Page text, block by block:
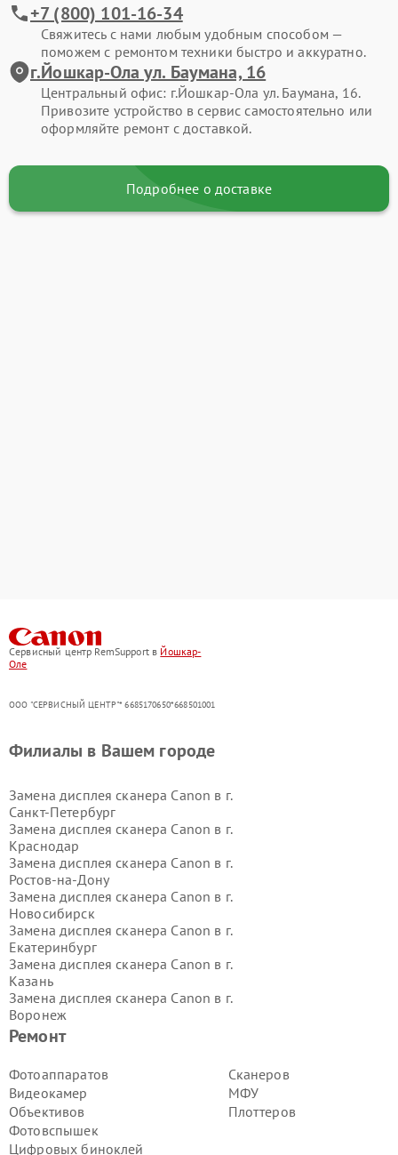
+7 (800) 101-16-34
Свяжитесь с нами любым удобным способом —
поможем с ремонтом техники быстро и аккуратно.
г.Йошкар-Ола ул. Баумана, 16
Центральный офис: г.Йошкар-Ола ул. Баумана, 16.
Привозите устройство в сервис самостоятельно или
оформляйте ремонт с доставкой.
Подробнее о доставке
Сервисный центр RemSupport в Йошкар-
Оле
ООО "СЕРВИСНЫЙ ЦЕНТР"* 6685170650*668501001
Ремонт
Фотоаппаратов
Видеокамер
Объективов
Фотовспышек
Цифровых биноклей
Сканеров
МФУ
Плоттеров
Филиалы в Вашем городе
Замена дисплея сканера Canon в г.
Санкт-Петербург
Замена дисплея сканера Canon в г.
Краснодар
Замена дисплея сканера Canon в г.
Ростов-на-Дону
Замена дисплея сканера Canon в г.
Новосибирск
Замена дисплея сканера Canon в г.
Екатеринбург
Замена дисплея сканера Canon в г.
Казань
Замена дисплея сканера Canon в г.
Воронеж
Замена дисплея сканера Canon в г.
Замена дисплея сканера Canon в г.
Самара
Замена дисплея сканера Canon в г.
Пермь
Замена дисплея сканера Canon в г.
Красноярск